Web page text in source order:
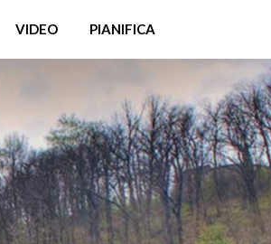
VIDEO PIANIFICA